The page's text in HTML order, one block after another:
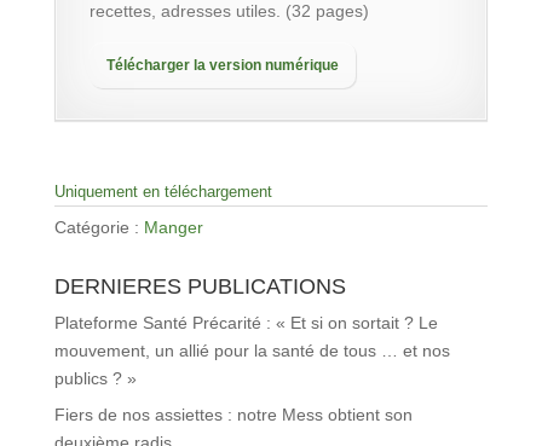
recettes, adresses utiles. (32 pages)
Télécharger la version numérique
Uniquement en téléchargement
Catégorie : Manger
DERNIERES PUBLICATIONS
Plateforme Santé Précarité : « Et si on sortait ? Le
mouvement, un allié pour la santé de tous … et nos
publics ? »
Fiers de nos assiettes : notre Mess obtient son